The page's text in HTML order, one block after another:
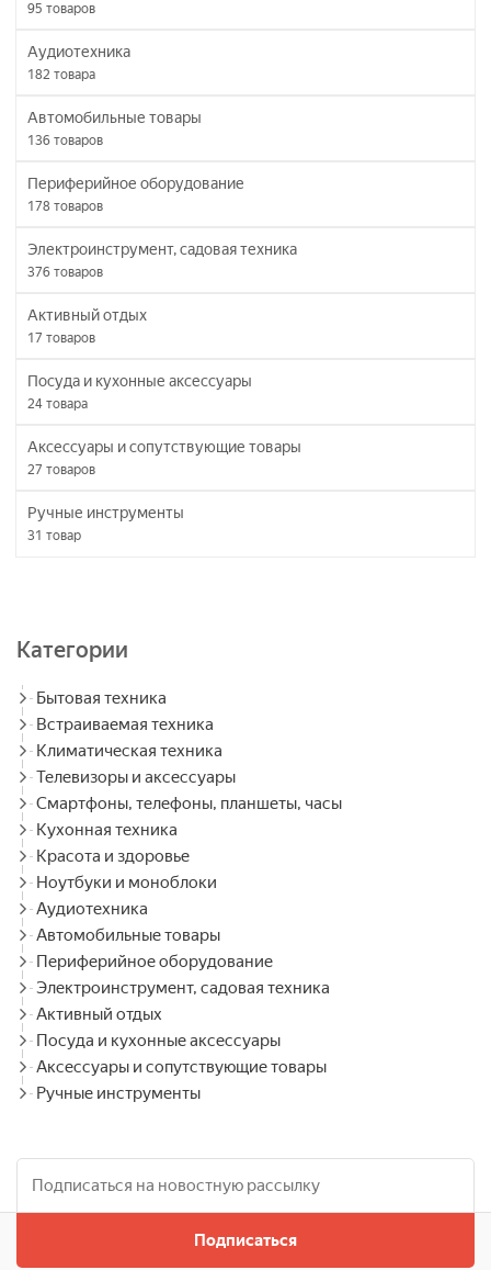
95 товаров
Аудиотехника
182 товара
Автомобильные товары
136 товаров
Периферийное оборудование
178 товаров
Электроинструмент, садовая техника
376 товаров
Активный отдых
17 товаров
Посуда и кухонные аксессуары
24 товара
Аксессуары и сопутствующие товары
27 товаров
Ручные инструменты
31 товар
Категории
Бытовая техника
Встраиваемая техника
Климатическая техника
Телевизоры и аксессуары
Смартфоны, телефоны, планшеты, часы
Кухонная техника
Красота и здоровье
Ноутбуки и моноблоки
Аудиотехника
Автомобильные товары
Периферийное оборудование
Электроинструмент, садовая техника
Активный отдых
Посуда и кухонные аксессуары
Аксессуары и сопутствующие товары
Ручные инструменты
Подписаться